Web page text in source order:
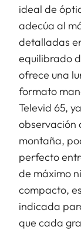
ideal de
adecúa al
detalladas
equilibrado
ofrece una
formato
Televid 65,
observación
montaña,
perfecto
de máximo
compacto,
indicada
que cada